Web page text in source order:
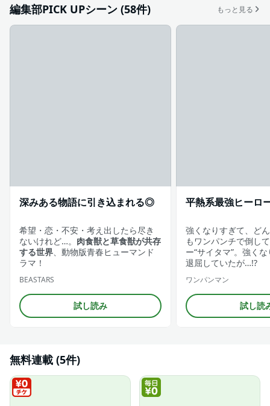
#主人公が10代女性
編集部PICK UPシーン (58件) もっと見る
深みある物語に引き込まれる◎
希望・恋・不安・考え出したら尽き
ないけれど…。 肉食獣と草食獣が共存
する世界 、動物版青春ヒューマンド
ラマ！
BEASTARS
試し読み
平熱系最強ヒーロ
強くなりすぎて、ど
もワンパンチで倒し
ー“サイタマ”。強く
退屈していたが…!?
ワンパンマン
試し読
無料連載 (5件)